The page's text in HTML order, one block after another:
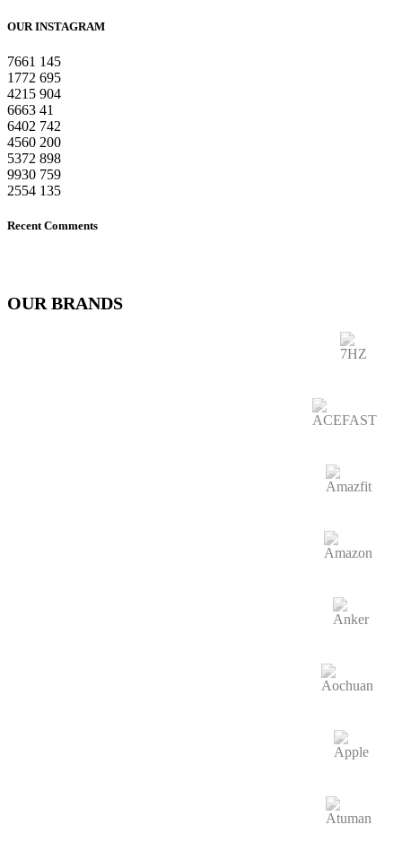
OUR INSTAGRAM
7661 145
1772 695
4215 904
6663 41
6402 742
4560 200
5372 898
9930 759
2554 135
Recent Comments
OUR BRANDS